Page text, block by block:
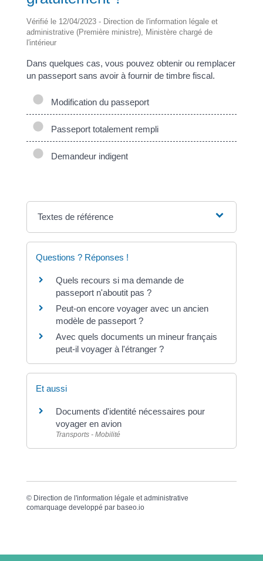
Vérifié le 12/04/2023 - Direction de l'information légale et
administrative (Première ministre), Ministère chargé de
l'intérieur
Dans quelques cas, vous pouvez obtenir ou remplacer
un passeport sans avoir à fournir de timbre fiscal.
Modification du passeport
Passeport totalement rempli
Demandeur indigent
Textes de référence
Questions ? Réponses !
Quels recours si ma demande de
passeport n'aboutit pas ?
Peut-on encore voyager avec un ancien
modèle de passeport ?
Avec quels documents un mineur français
peut-il voyager à l'étranger ?
Et aussi
Documents d'identité nécessaires pour
voyager en avion
Transports - Mobilité
© Direction de l'information légale et administrative
comarquage developpé par baseo.io